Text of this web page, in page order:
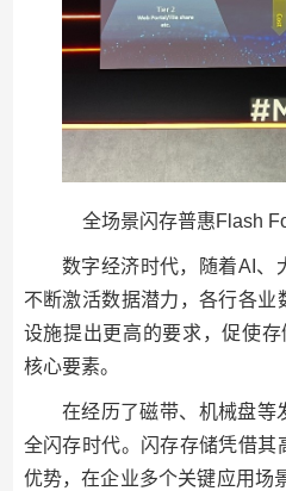
全场景闪存普惠Flash
数字经济时代，随着AI、
不断激活数据潜力，各行各业
设施提出更高的要求，促使
核心要素。
在经历了磁带、机械盘等
全闪存时代。闪存存储凭借其
优势，在企业多个关键应用场